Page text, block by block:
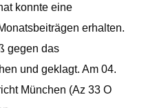
konnte eine
erhalten.
gegen das
und geklagt. Am 04.
München (Az 33 O